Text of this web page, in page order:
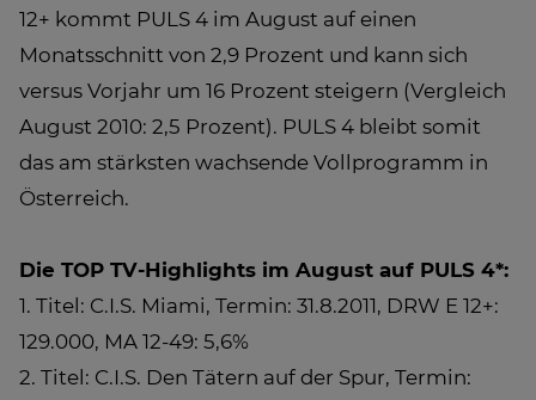
12+ kommt PULS 4 im August auf einen
Monatsschnitt von 2,9 Prozent und kann sich
versus Vorjahr um 16 Prozent steigern (Vergleich
August 2010: 2,5 Prozent). PULS 4 bleibt somit
das am stärksten wachsende Vollprogramm in
Österreich.
Die TOP TV-Highlights im August auf PULS 4*:
1. Titel: C.I.S. Miami, Termin: 31.8.2011, DRW E 12+:
129.000, MA 12-49: 5,6%
2. Titel: C.I.S. Den Tätern auf der Spur, Termin: